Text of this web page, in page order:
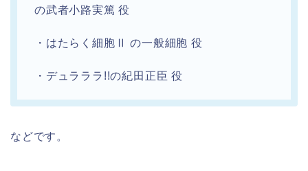
の武者小路実篤 役
・はたらく細胞Ⅱ の一般細胞 役
・デュラララ!!の紀田正臣 役
などです。